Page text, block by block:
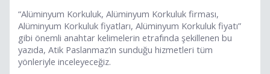
“Alüminyum Korkuluk, Alüminyum Korkuluk firması,
Alüminyum Korkuluk fiyatları, Alüminyum Korkuluk fiyatı”
gibi önemli anahtar kelimelerin etrafında şekillenen bu
yazıda, Atik Paslanmaz’ın sunduğu hizmetleri tüm
yönleriyle inceleyeceğiz.